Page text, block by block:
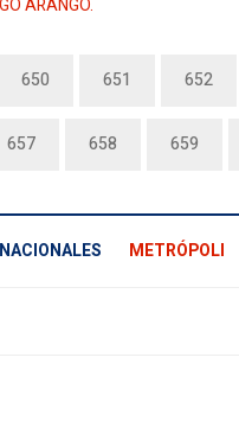
ARANGO.
650 651 652
657 658 659
METRÓPOLI